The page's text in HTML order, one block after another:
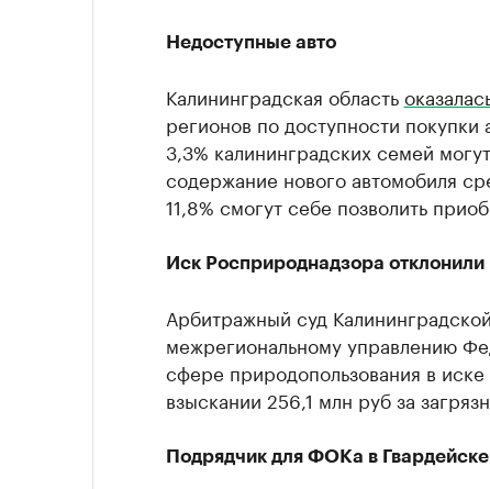
Недоступные авто
Калининградская область
регионов по доступности
3,3% калининградских семей
содержание нового автомобиля
11,8% смогут себе позволить
Иск Росприроднадзора отклонили
Арбитражный суд
межрегиональному управлению
сфере природопользования в
взыскании 256,1 млн руб за
Подрядчик для ФОКа в Гвардейске